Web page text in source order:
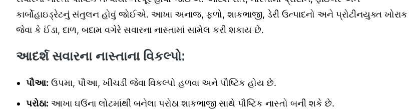
કાર્બોહાઇડ્રેટનું સંતુલન હોવું જોઈએ. આખા અનાજ, ફળો, શાકભાજી, ડેરી ઉત્પાદનો અને પ્રોટીનયુક્ત ખોરાક
જેવા કે ઈંડા, દાળ, બદામ વગેરે સવારના નાસ્તામાં સામેલ કરી શકાય છે.
આદર્શ સવારના નાસ્તાના વિકલ્પો:
પૌઆ: ઉપમા, પૌઆ, ખીચડી જેવા વિકલ્પો હળવા અને પૌષ્ટિક હોય છે.
પરોઠા: આખા ઘઉંના લોટમાંથી બનેલા પરોઠા શાકભાજી સાથે પૌષ્ટિક નાસ્તો બની શકે છે.